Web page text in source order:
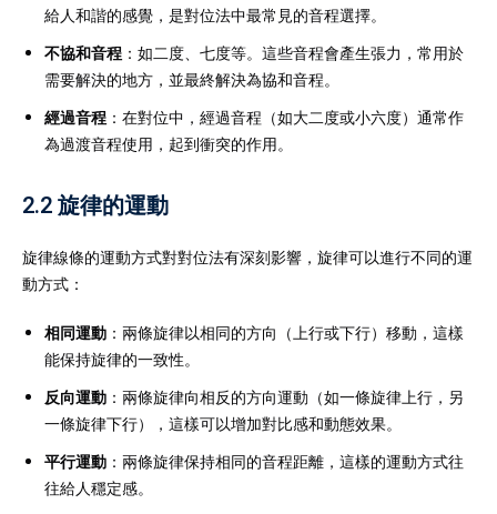
給人和諧的感覺，是對位法中最常見的音程選擇。
不協和音程 ：如二度、七度等。這些音程會產生張力，常用於
需要解決的地方，並最終解決為協和音程。
經過音程 ：在對位中，經過音程（如大二度或小六度）通常作
為過渡音程使用，起到衝突的作用。
2.2 旋律的運動
旋律線條的運動方式對對位法有深刻影響，旋律可以進行不同的運
動方式：
相同運動 ：兩條旋律以相同的方向（上行或下行）移動，這樣
能保持旋律的一致性。
反向運動 ：兩條旋律向相反的方向運動（如一條旋律上行，另
一條旋律下行），這樣可以增加對比感和動態效果。
平行運動 ：兩條旋律保持相同的音程距離，這樣的運動方式往
往給人穩定感。